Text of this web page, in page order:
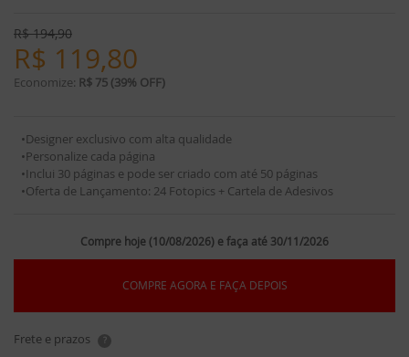
R$194,90
R$ 119,80
Economize: R$ 75 (39% OFF)
•Designer exclusivo com alta qualidade
•Personalize cada página
•Inclui 30 páginas e pode ser criado com até 50 páginas
•Oferta de Lançamento: 24 Fotopics + Cartela de Adesivos
Compre hoje (10/08/2026) e faça até 30/11/2026
COMPRE AGORA E FAÇA DEPOIS
Frete e prazos ?